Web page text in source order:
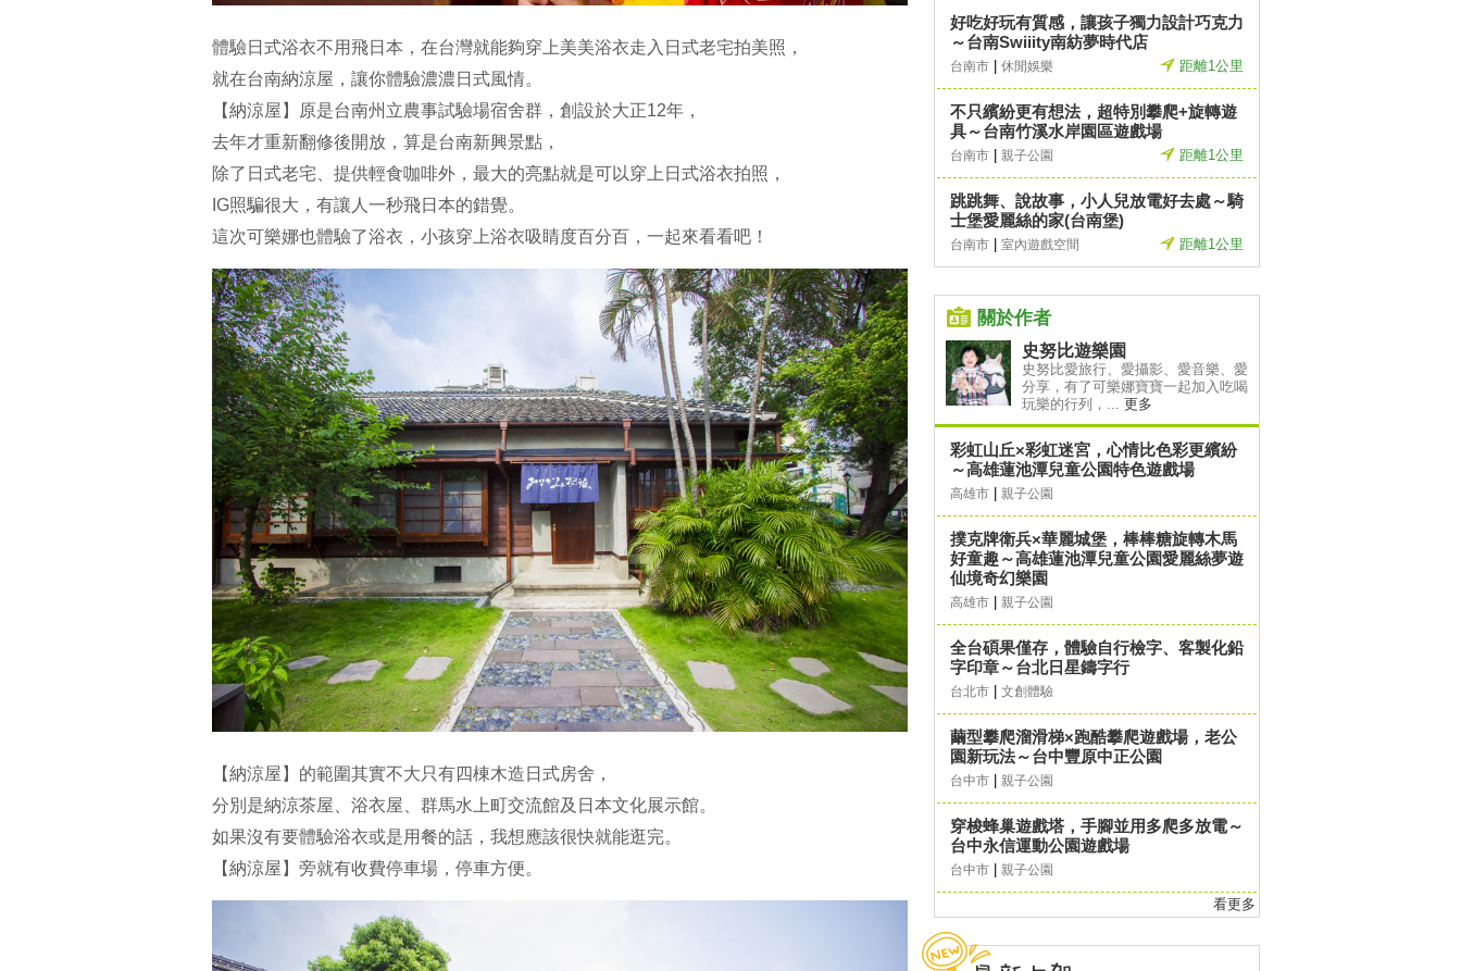
體驗日式浴衣不用飛日本，在台灣就能夠穿上美美浴衣走入日式老宅拍美照，
就在台南納涼屋，讓你體驗濃濃日式風情。
【納涼屋】原是台南州立農事試驗場宿舍群，創設於大正12年，
去年才重新翻修後開放，算是台南新興景點，
除了日式老宅、提供輕食咖啡外，最大的亮點就是可以穿上日式浴衣拍照，
IG照騙很大，有讓人一秒飛日本的錯覺。
這次可樂娜也體驗了浴衣，小孩穿上浴衣吸睛度百分百，一起來看看吧！
【納涼屋】的範圍其實不大只有四棟木造日式房舍，
分別是納涼茶屋、浴衣屋、群馬水上町交流館及日本文化展示館。
如果沒有要體驗浴衣或是用餐的話，我想應該很快就能逛完。
【納涼屋】旁就有收費停車場，停車方便。
好吃好玩有質感，讓孩子獨力設計巧克力
～台南Swiiity南紡夢時代店
台南市 休閒娛樂 距離1公里
不只繽紛更有想法，超特別攀爬+旋轉遊
具～台南竹溪水岸園區遊戲場
台南市 親子公園 距離1公里
跳跳舞、說故事，小人兒放電好去處～騎
士堡愛麗絲的家(台南堡)
台南市 室內遊戲空間 距離1公里
關於作者
史努比遊樂園
史努比愛旅行、愛攝影、愛音樂、愛
分享，有了可樂娜寶寶一起加入吃喝
玩樂的行列，... 更多
彩虹山丘×彩虹迷宮，心情比色彩更繽紛
～高雄蓮池潭兒童公園特色遊戲場
高雄市 親子公園
撲克牌衛兵×華麗城堡，棒棒糖旋轉木馬
好童趣～高雄蓮池潭兒童公園愛麗絲夢遊
仙境奇幻樂園
高雄市 親子公園
全台碩果僅存，體驗自行檢字、客製化鉛
字印章～台北日星鑄字行
台北市 文創體驗
繭型攀爬溜滑梯×跑酷攀爬遊戲場，老公
園新玩法～台中豐原中正公園
台中市 親子公園
穿梭蜂巢遊戲塔，手腳並用多爬多放電～
台中永信運動公園遊戲場
台中市 親子公園
看更多